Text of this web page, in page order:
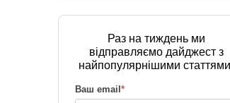
Раз на тиждень ми
відправляємо дайджест з
найпопулярнішими
Ваш email *